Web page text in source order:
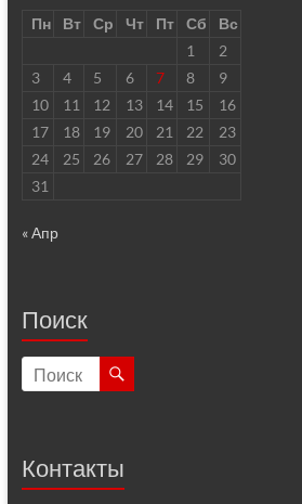
Пн
Вт Ср Чт Пт Сб
Вс
1
2
3
4 5 6 7 8
9
10
11 12 13 14 15
16
17
18 19 20 21 22
23
24
25 26 27 28 29
30
31
« Апр
Поиск
Контакты